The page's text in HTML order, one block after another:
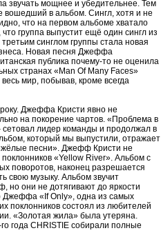
звучать мощнее и убедительнее. Тем
в альбом. Сингл, хотя и не
что на первом альбоме хватало
группа выпустит ещё один сингл из
синглом группы стала новая
Новая песня Джеффа
публика почему-то не оценила
странах «Man Of Many Faces»
мир, побывав, кроме всегда
року. Джеффа Кристи явно не
на покорение чартов. «Проблема в
сетовал лидер команды и продолжал в
который мы выпустили, отражает
песни». Джефф Кристи не
«Yellow River». Альбом с
поворотов, наконец разрешается
свою музыку. Альбом звучит
но они не дотягивают до яркости
Джеффа «If Only», одна из самых
поклонников состоял из любителей
«Золотая жила» была утеряна.
года CHRISTIE собирали полные